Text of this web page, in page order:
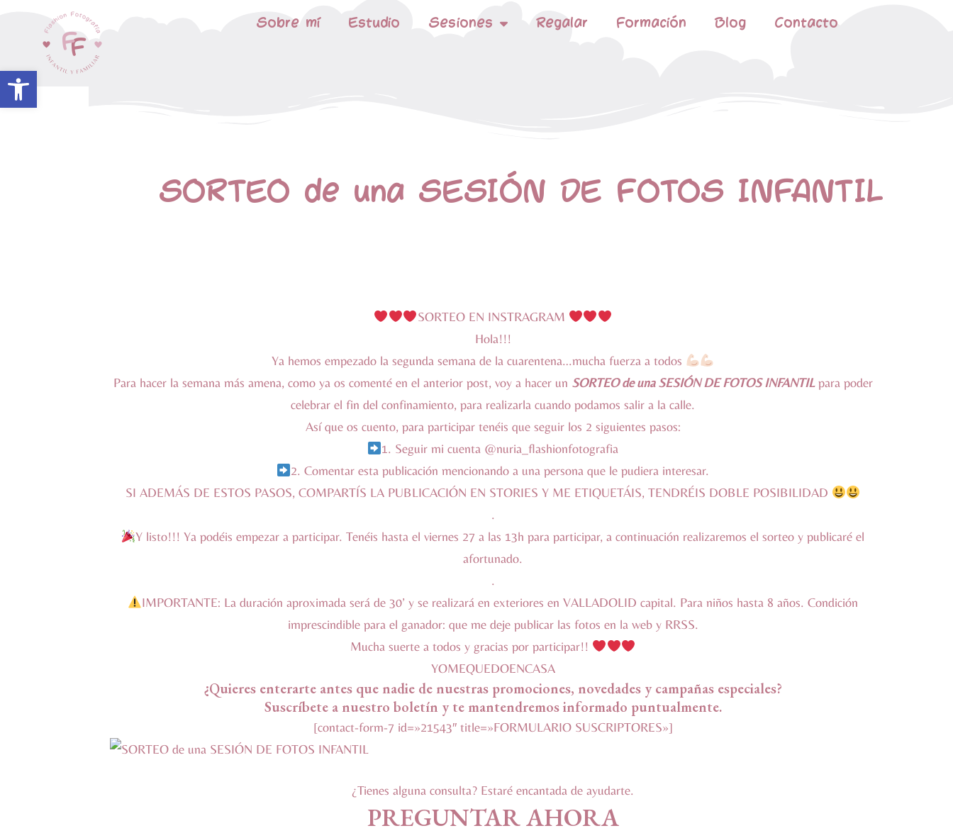
Abrir barra de herramientas
Sobre mí Estudio Sesiones Regalar Formación Blog Contacto
SORTEO de una SESIÓN DE FOTOS INFANTIL
SORTEO EN INSTRAGRAM
Hola!!!
Ya hemos empezado la segunda semana de la cuarentena…mucha fuerza a todos
Para hacer la semana más amena, como ya os comenté en el anterior post, voy a hacer un SORTEO de una SESIÓN DE FOTOS INFANTILpara poder
celebrar el fin del confinamiento, para realizarla cuando podamos salir a la calle.
Así que os cuento, para participar tenéis que seguir los 2 siguientes pasos:
1. Seguir mi cuenta @nuria_flashionfotografia
2. Comentar esta publicación mencionando a una persona que le pudiera interesar.
SI ADEMÁS DE ESTOS PASOS, COMPARTÍS LA PUBLICACIÓN EN STORIES Y ME ETIQUETÁIS, TENDRÉIS DOBLE POSIBILIDAD
.
Y listo!!! Ya podéis empezar a participar. Tenéis hasta el viernes 27 a las 13h para participar, a continuación realizaremos el sorteo y publicaré el
afortunado.
.
IMPORTANTE: La duración aproximada será de 30’ y se realizará en exteriores en VALLADOLID capital. Para niños hasta 8 años. Condición
imprescindible para el ganador: que me deje publicar las fotos en la web y RRSS.
Mucha suerte a todos y gracias por participar!!
YOMEQUEDOENCASA
¿Quieres enterarte antes que nadie de nuestras promociones, novedades y campañas especiales?
Suscríbete a nuestro boletín y te mantendremos informado puntualmente.
[contact-form-7 id=»21543″ title=»FORMULARIO SUSCRIPTORES»]
¿Tienes alguna consulta? Estaré encantada de ayudarte.
PREGUNTAR AHORA